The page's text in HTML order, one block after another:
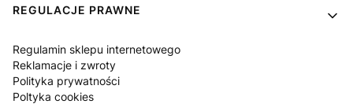
Linki w stopce
REGULACJE PRAWNE
Regulamin sklepu internetowego
Reklamacje i zwroty
Polityka prywatności
Poltyka cookies